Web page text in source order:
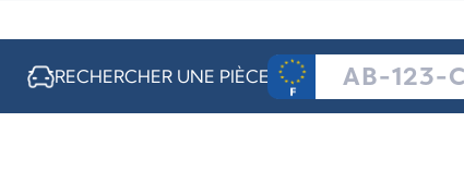
RECHERCHER UNE PIÈCE